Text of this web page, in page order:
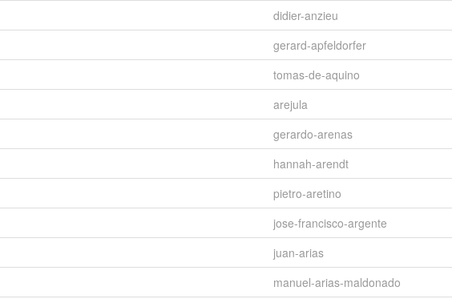
didier-anzieu
gerard-apfeldorfer
tomas-de-aquino
arejula
gerardo-arenas
hannah-arendt
pietro-aretino
jose-francisco-argente
juan-arias
manuel-arias-maldonado